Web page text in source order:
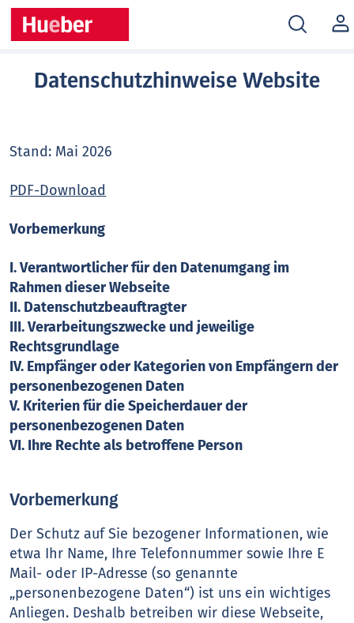
MEIN
Datenschutzhinweise Website
Stand: Mai 2026
PDF-Download
Vorbemerkung
I. Verantwortlicher für den Datenumgang im
Rahmen dieser Webseite
II. Datenschutzbeauftragter
III. Verarbeitungszwecke und jeweilige
Rechtsgrundlage
IV. Empfänger oder Kategorien von Empfängern der
personenbezogenen Daten
V. Kriterien für die Speicherdauer der
personenbezogenen Daten
VI. Ihre Rechte als betroffene Person
Vorbemerkung
Der Schutz auf Sie bezogener Informationen, wie
etwa Ihr Name, Ihre Telefonnummer sowie Ihre E
Mail- oder IP-Adresse (so genannte
„personenbezogene Daten“) ist uns ein wichtiges
Anliegen. Deshalb betreiben wir diese Webseite,